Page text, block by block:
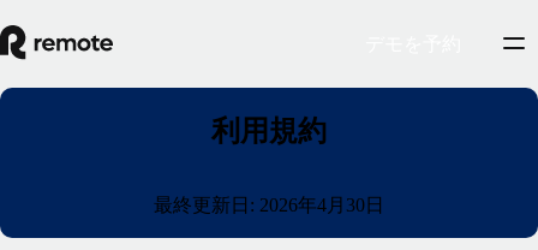
利用規約
最終更新日: 2026年4月30日